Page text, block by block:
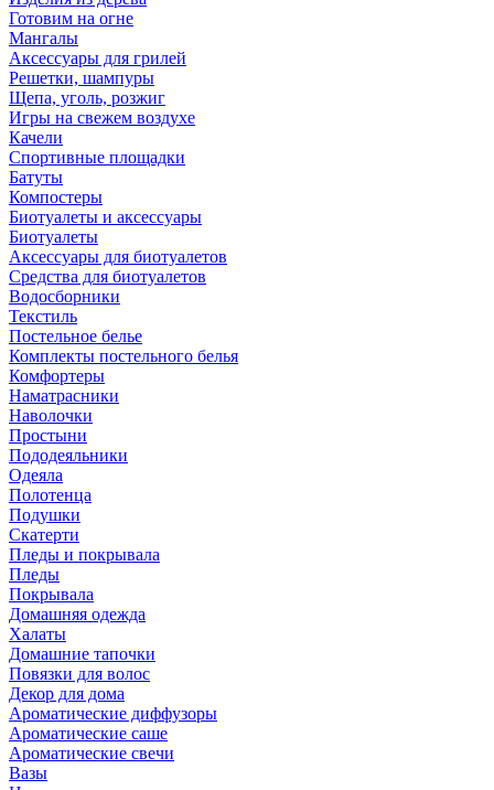
Готовим на огне
Мангалы
Аксессуары для грилей
Решетки, шампуры
Щепа, уголь, розжиг
Игры на свежем воздухе
Качели
Спортивные площадки
Батуты
Компостеры
Биотуалеты и аксессуары
Биотуалеты
Аксессуары для биотуалетов
Средства для биотуалетов
Водосборники
Текстиль
Постельное белье
Комплекты постельного белья
Комфортеры
Наматрасники
Наволочки
Простыни
Пододеяльники
Одеяла
Полотенца
Подушки
Скатерти
Пледы и покрывала
Пледы
Покрывала
Домашняя одежда
Халаты
Домашние тапочки
Повязки для волос
Декор для дома
Ароматические диффузоры
Ароматические саше
Ароматические свечи
Вазы